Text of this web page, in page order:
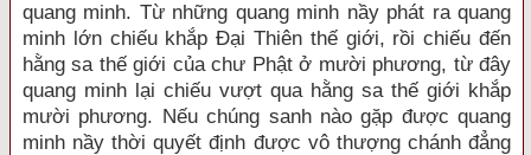
quang minh. Từ những quang minh nầy phát ra quang
minh lớn chiếu khắp Đại Thiên thế giới, rồi chiếu đến
hằng sa thế giới của chư Phật ở mười phương, từ đây
quang minh lại chiếu vượt qua hằng sa thế giới khắp
mười phương. Nếu chúng sanh nào gặp được quang
minh nầy thời quyết định được vô thượng chánh đẳng